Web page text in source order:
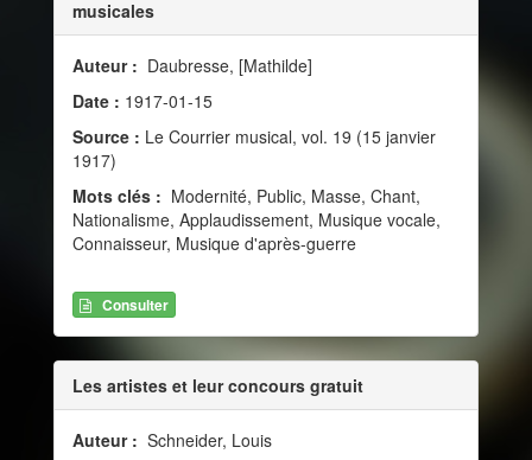
musicales
Auteur : Daubresse, [Mathilde]
Date : 1917-01-15
Source : Le Courrier musical, vol. 19 (15 janvier
1917)
Mots clés : Modernité, Public, Masse, Chant,
Nationalisme, Applaudissement, Musique vocale,
Connaisseur, Musique d'après-guerre
Consulter
Les artistes et leur concours gratuit
Auteur : Schneider, Louis